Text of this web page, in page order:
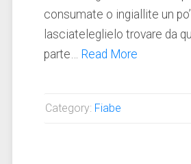
consumate o ingiallite un
lasciateleglielo trovare da
parte… Read More
Category: Fiabe